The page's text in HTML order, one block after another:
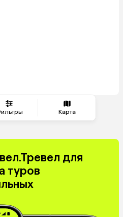
Карта
для
туров